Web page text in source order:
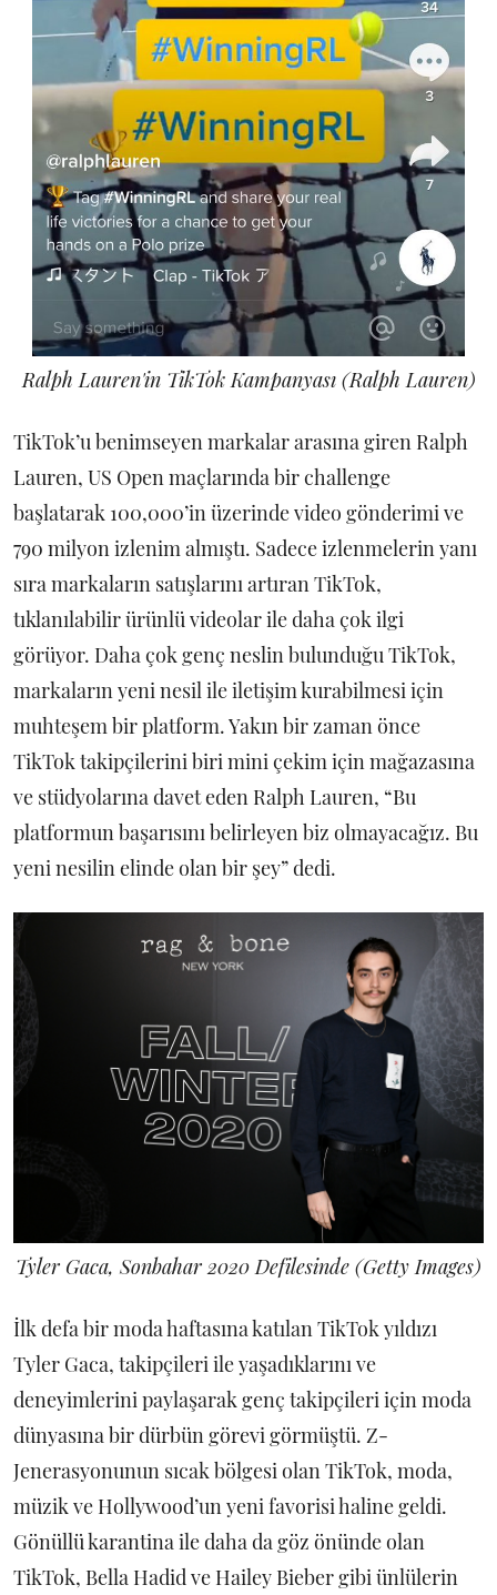
Ralph Lauren'in TikTok Kampanyası (Ralph Lauren)
TikTok’u benimseyen markalar arasına giren Ralph
Lauren, US Open maçlarında bir challenge
başlatarak 100,000’in üzerinde video gönderimi ve
790 milyon izlenim almıştı. Sadece izlenmelerin yanı
sıra markaların satışlarını artıran TikTok,
tıklanılabilir ürünlü videolar ile daha çok ilgi
görüyor. Daha çok genç neslin bulunduğu TikTok,
markaların yeni nesil ile iletişim kurabilmesi için
muhteşem bir platform. Yakın bir zaman önce
TikTok takipçilerini biri mini çekim için mağazasına
ve stüdyolarına davet eden Ralph Lauren, “Bu
platformun başarısını belirleyen biz olmayacağız. Bu
yeni nesilin elinde olan bir şey” dedi.
Tyler Gaca, Sonbahar 2020 Defilesinde (Getty Images)
İlk defa bir moda haftasına katılan TikTok yıldızı
Tyler Gaca, takipçileri ile yaşadıklarını ve
deneyimlerini paylaşarak genç takipçileri için moda
dünyasına bir dürbün görevi görmüştü. Z-
Jenerasyonunun sıcak bölgesi olan TikTok, moda,
müzik ve Hollywood’un yeni favorisi haline geldi.
Gönüllü karantina ile daha da göz önünde olan
TikTok, Bella Hadid ve Hailey Bieber gibi ünlülerin